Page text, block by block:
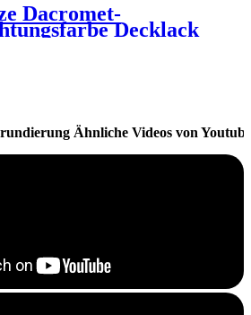
Dacromet-
Decklack
Ähnliche Videos von Youtube